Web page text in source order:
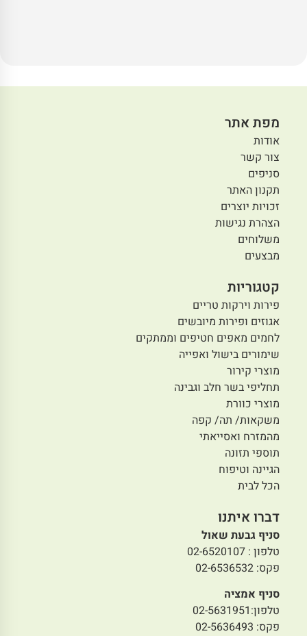
מפת אתר
אודות
צור קשר
סניפים
תקנון האתר
זכויות יוצרים
הצהרת נגישות
משלוחים
מבצעים
קטגוריות
פירות וירקות טריים
אגוזים ופירות מיובשים
לחמים מאפים חטיפים וממתקים
שימורים בישול ואפייה
מוצרי קירור
תחליפי בשר חלב וגבינה
מוצרי כוורת
משקאות/ תה/ קפה
מהמזרח ואסייאתי
תוספי תזונה
הגיינה וטיפוח
הכל לבית
דברו איתנו
סניף גבעת שאול
טלפון : 02-6520107
פקס: 02-6536532
סניף אמציה
טלפון:02-5631951
פקס: 02-5636493